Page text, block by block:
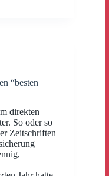
“besten
direkten
So oder so
Zeitschriften